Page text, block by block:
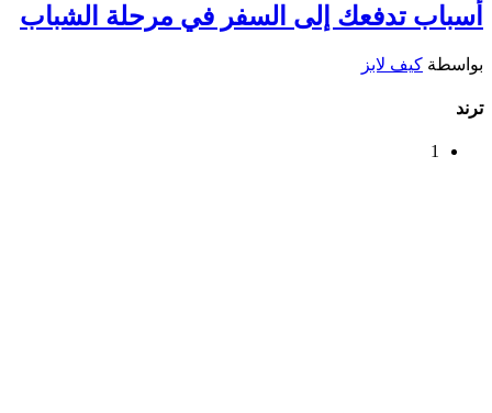
أسباب تدفعك إلى السفر في مرحلة الشباب
بواسطة كيف لابز
ترند
1